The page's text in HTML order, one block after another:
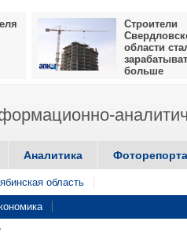
Строители
области
больше
Аналитика
область